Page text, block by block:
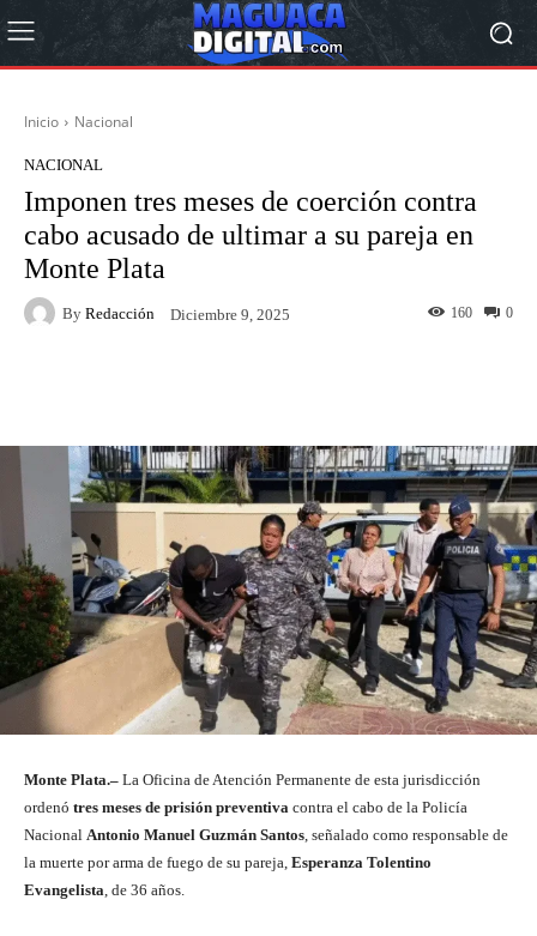
Inicio Nacional
NACIONAL
Imponen tres meses de coerción contra
cabo acusado de ultimar a su pareja en
Monte Plata
By Redacción Diciembre 9, 2025 0
160
Monte Plata.– La Oficina de Atención Permanente de esta jurisdicción
ordenó tres meses de prisión preventiva contra el cabo de la Policía
Nacional Antonio Manuel Guzmán Santos, señalado como responsable de
la muerte por arma de fuego de su pareja, Esperanza Tolentino
Evangelista, de 36 años.